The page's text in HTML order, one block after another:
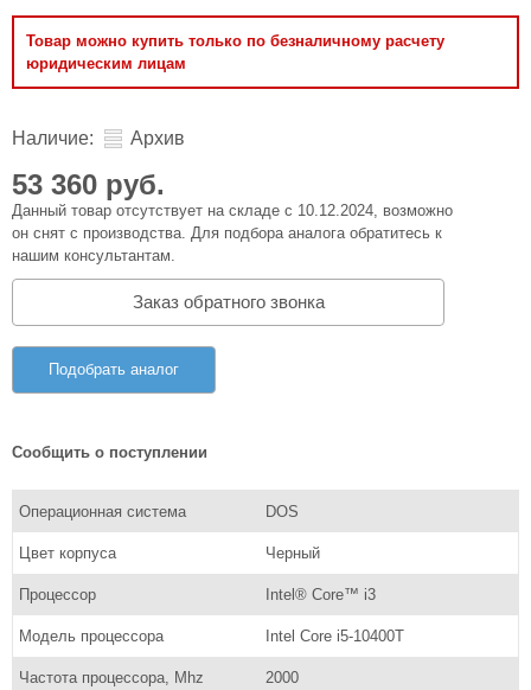
Товар можно купить только по безналичному расчету
юридическим лицам
Наличие: Архив
53 360 руб.
Данный товар отсутствует на складе с 10.12.2024, возможно
он снят с производства. Для подбора аналога обратитесь к
нашим консультантам.
Заказ обратного звонка
Подобрать аналог
Сообщить о поступлении
Операционная система DOS
Цвет корпуса Черный
Процессор Intel® Core™ i3
Модель процессора Intel Core i5-10400T
Частота процессора, Mhz 2000